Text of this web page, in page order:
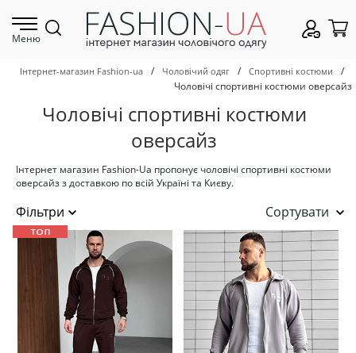
Меню
Інтернет-магазин Fashion-ua / Чоловічий одяг / Спортивні костюми
/
Чоловічі спортивні костюми оверсайз
Чоловічі спортивні костюми
оверсайз
Інтернет магазин Fashion-Ua пропонує чоловічі спортивні костюми
оверсайз з доставкою по всій Україні та Києву.
Сортувати